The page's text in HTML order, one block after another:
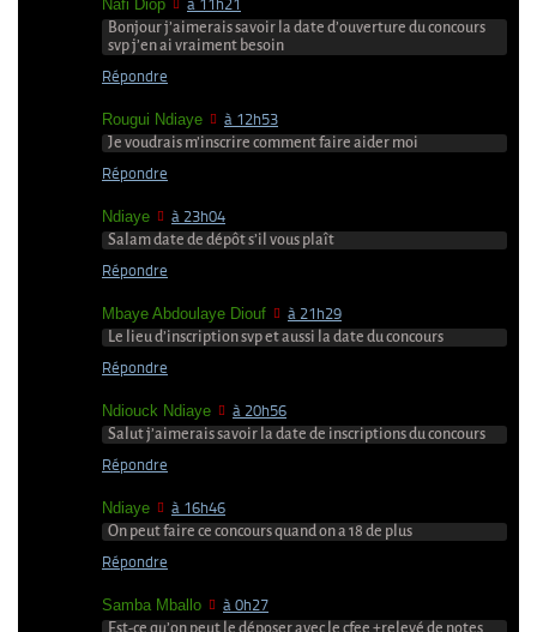
Nafi Diop à 11h21
Bonjour j’aimerais savoir la date d’ouverture du concours
svp j’en ai vraiment besoin
Répondre
Rougui Ndiaye à 12h53
Je voudrais m’inscrire comment faire aider moi
Répondre
Ndiaye à 23h04
Salam date de dépôt s’il vous plaît
Répondre
Mbaye Abdoulaye Diouf à 21h29
Le lieu d’inscription svp et aussi la date du concours
Répondre
Ndiouck Ndiaye à 20h56
Salut j’aimerais savoir la date de inscriptions du concours
Répondre
Ndiaye à 16h46
On peut faire ce concours quand on a 18 de plus
Répondre
Samba Mballo à 0h27